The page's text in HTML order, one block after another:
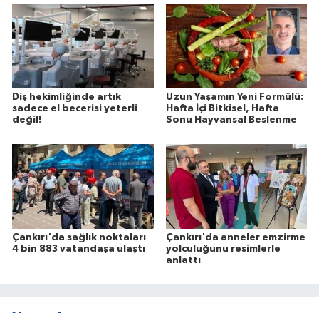
Diş hekimliğinde artık
sadece el becerisi yeterli
değil!
Uzun Yaşamın Yeni Formülü:
Hafta İçi Bitkisel, Hafta
Sonu Hayvansal Beslenme
Çankırı'da sağlık noktaları
4 bin 883 vatandaşa ulaştı
Çankırı'da anneler emzirme
yolculuğunu resimlerle
anlattı